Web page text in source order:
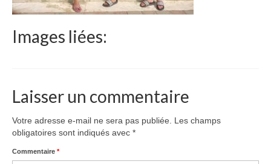
Missions 2023
Actualités
Images liées:
Laisser un commentaire
Votre adresse e-mail ne sera pas publiée.
Les champs
obligatoires sont indiqués avec *
Commentaire *